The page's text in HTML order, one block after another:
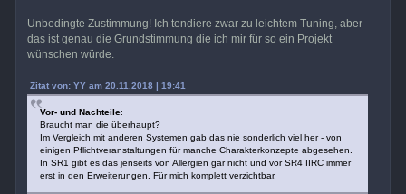
Unbedingte Zustimmung! Ich tendiere zwar zu leichtem Tuning, aber
das ist genau die Grundstimmung die ich mir für so ein Projekt
wünschen würde.
Zitat von: YY am 20.11.2018 | 19:41
Vor- und Nachteile:
Braucht man die überhaupt?
Im Vergleich mit anderen Systemen gab das nie sonderlich viel her - von
einigen Pflichtveranstaltungen für manche Charakterkonzepte abgesehen.
In SR1 gibt es das jenseits von Allergien gar nicht und vor SR4 IIRC immer
erst in den Erweiterungen. Für mich komplett verzichtbar.